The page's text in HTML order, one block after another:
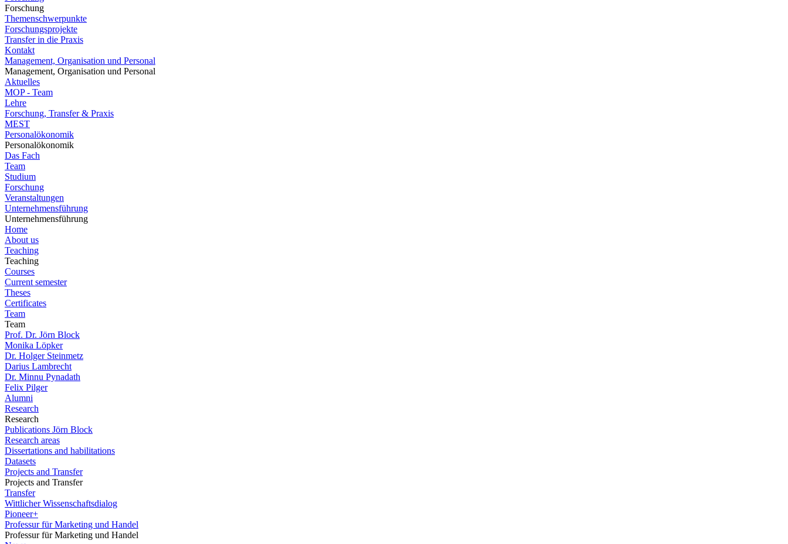
Forschung
Themenschwerpunkte
Forschungsprojekte
Transfer in die Praxis
Kontakt
Management, Organisation und Personal
Management, Organisation und Personal
Aktuelles
MOP - Team
Lehre
Forschung, Transfer & Praxis
MEST
Personalökonomik
Personalökonomik
Das Fach
Team
Studium
Forschung
Veranstaltungen
Unternehmensführung
Unternehmensführung
Home
About us
Teaching
Teaching
Courses
Current semester
Theses
Certificates
Team
Team
Prof. Dr. Jörn Block
Monika Löpker
Dr. Holger Steinmetz
Darius Lambrecht
Dr. Minnu Pynadath
Felix Pilger
Alumni
Research
Research
Publications Jörn Block
Research areas
Dissertations and habilitations
Datasets
Projects and Transfer
Projects and Transfer
Transfer
Wittlicher Wissenschaftsdialog
Pioneer+
Professur für Marketing und Handel
Professur für Marketing und Handel